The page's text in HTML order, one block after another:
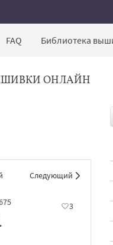
FAQ Библиотека
ОНЛАЙН
Следующий
3